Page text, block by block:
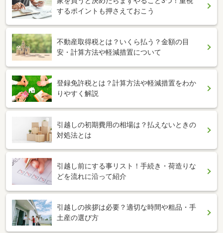
するポイントも押さえておこう
不動産取得税とは？いくら払う？金額の目
安・計算方法や軽減措置について
登録免許税とは？計算方法や軽減措置をわか
りやすく解説
引越しの初期費用の相場は？払えないときの
対処法とは
引越し前にする事リスト！手続き・荷造りな
どを流れに沿って紹介
引越しの挨拶は必要？適切な時間や粗品・手
土産の選び方